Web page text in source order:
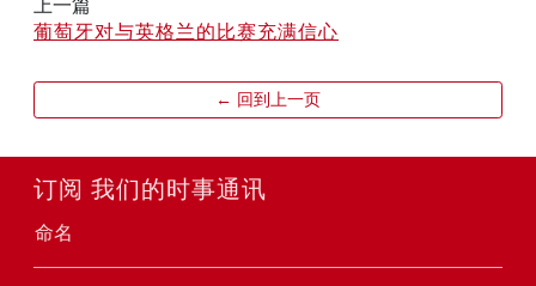
上一篇
葡萄牙对与英格兰的比赛充满信心
← 回到上一页
订阅 我们的时事通讯
命名